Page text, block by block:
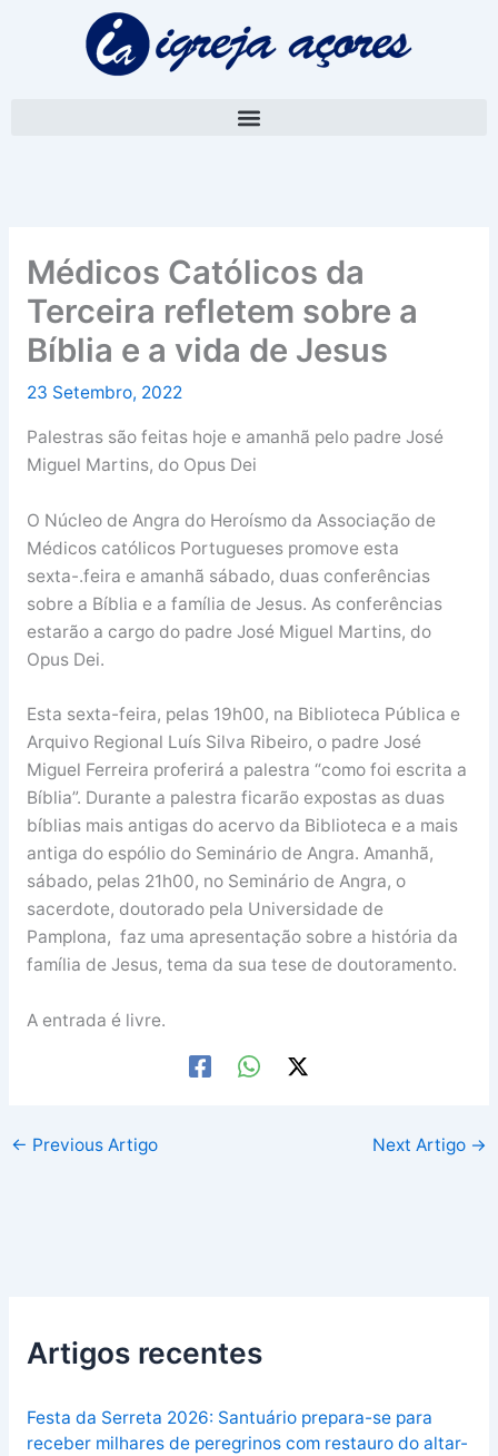
Médicos Católicos da
Terceira refletem sobre a
Bíblia e a vida de Jesus
23 Setembro, 2022
Palestras são feitas hoje e amanhã pelo padre José
Miguel Martins, do Opus Dei
O Núcleo de Angra do Heroísmo da Associação de
Médicos católicos Portugueses promove esta
sexta-.feira e amanhã sábado, duas conferências
sobre a Bíblia e a família de Jesus. As conferências
estarão a cargo do padre José Miguel Martins, do
Opus Dei.
Esta sexta-feira, pelas 19h00, na Biblioteca Pública e
Arquivo Regional Luís Silva Ribeiro, o padre José
Miguel Ferreira proferirá a palestra “como foi escrita a
Bíblia”. Durante a palestra ficarão expostas as duas
bíblias mais antigas do acervo da Biblioteca e a mais
antiga do espólio do Seminário de Angra. Amanhã,
sábado, pelas 21h00, no Seminário de Angra, o
sacerdote, doutorado pela Universidade de
Pamplona, faz uma apresentação sobre a história da
família de Jesus, tema da sua tese de doutoramento.
A entrada é livre.
← Previous Artigo Next Artigo →
Artigos recentes
Festa da Serreta 2026: Santuário prepara-se para
receber milhares de peregrinos com restauro do altar-